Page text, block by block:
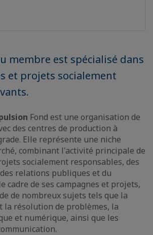
membre est spécialisé dans
et projets socialement
Fond est une organisation de
des centres de production à
Elle représente une niche
combinant l'activité principale de
socialement responsables, des
relations publiques et du
cadre de ses campagnes et projets,
de nombreux sujets tels que la
la résolution de problèmes, la
et numérique, ainsi que les